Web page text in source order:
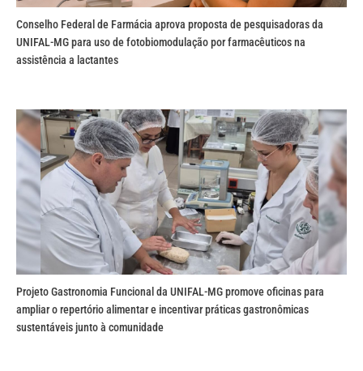
Conselho Federal de Farmácia aprova proposta de pesquisadoras da
UNIFAL-MG para uso de fotobiomodulação por farmacêuticos na
assistência a lactantes
Projeto Gastronomia Funcional da UNIFAL-MG promove oficinas para
ampliar o repertório alimentar e incentivar práticas gastronômicas
sustentáveis junto à comunidade